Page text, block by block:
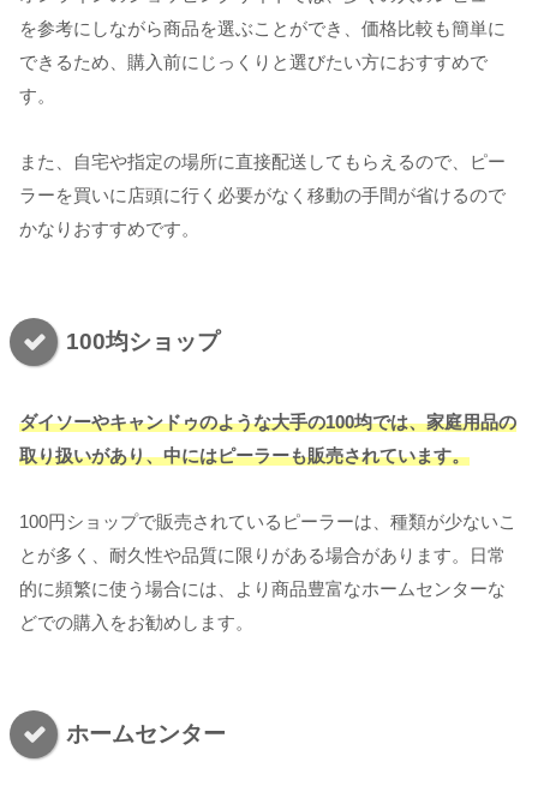
を参考にしながら商品を選ぶことができ、価格比較も簡単に
できるため、購入前にじっくりと選びたい方におすすめで
す。
また、自宅や指定の場所に直接配送してもらえるので、ピー
ラーを買いに店頭に行く必要がなく移動の手間が省けるので
かなりおすすめです。
100均ショップ
ダイソーやキャンドゥのような大手の100均では、家庭用品の
取り扱いがあり、中にはピーラーも販売されています。
100円ショップで販売されているピーラーは、種類が少ないこ
とが多く、耐久性や品質に限りがある場合があります。日常
的に頻繁に使う場合には、より商品豊富なホームセンターな
どでの購入をお勧めします。
ホームセンター